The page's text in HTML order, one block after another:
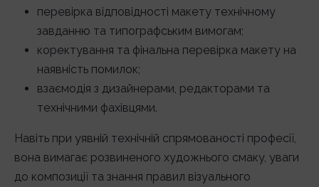
перевірка відповідності макету технічному
завданню та типографським вимогам;
коректування та фінальна перевірка макету на
наявність помилок;
взаємодія з дизайнерами, редакторами та
технічними фахівцями.
Навіть при уявній технічній спрямованості професії,
вона вимагає розвиненого художнього смаку, уваги
до композиції та знання правил візуального